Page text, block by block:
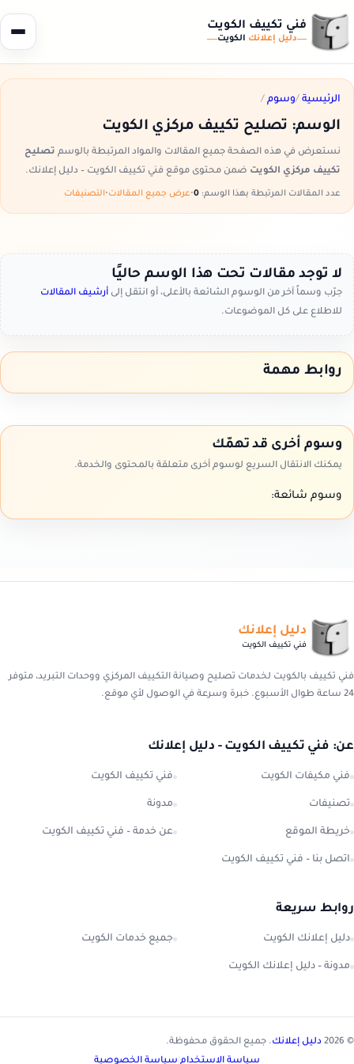
فني تكييف الكويت
دليل إعلانك الكويت
الرئيسية /وسوم /
الوسم: تصليح تكييف مركزي الكويت
نستعرض في هذه الصفحة جميع المقالات والمواد المرتبطة بالوسم تصليح
تكييف مركزي الكويت ضمن محتوى موقع فني تكييف الكويت – دليل إعلانك.
عدد المقالات المرتبطة بهذا الوسم: •عرض جميع المقالات•التصنيفات
لا توجد مقالات تحت هذا الوسم حاليًا
جرّب وسماً آخر من الوسوم الشائعة بالأعلى، أو انتقل إلى أرشيف المقالات
للاطلاع على كل الموضوعات.
روابط مهمة
وسوم أخرى قد تهمّك
يمكنك الانتقال السريع لوسوم أخرى متعلقة بالمحتوى والخدمة.
وسوم شائعة:
دليل إعلانك
فني تكييف الكويت
فني تكييف بالكويت لخدمات تصليح وصيانة التكييف المركزي ووحدات التبريد، متوفر
24 ساعة طوال الأسبوع. خبرة وسرعة في الوصول لأي موقع.
عن: فني تكييف الكويت - دليل إعلانك
فني مكيفات الكويت فني تكييف الكويت
تصنيفات مدونة
خريطة الموقع عن خدمة – فني تكييف الكويت
اتصل بنا – فني تكييف الكويت
روابط سريعة
دليل إعلانك الكويت جميع خدمات الكويت
مدونة – دليل إعلانك الكويت
© 2026 دليل إعلانك. جميع الحقوق محفوظة.
سياسة الاستخدام سياسة الخصوصية